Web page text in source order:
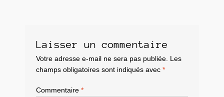
Laisser un commentaire
Votre adresse e-mail ne sera pas publiée. Les
champs obligatoires sont indiqués avec *
Commentaire *